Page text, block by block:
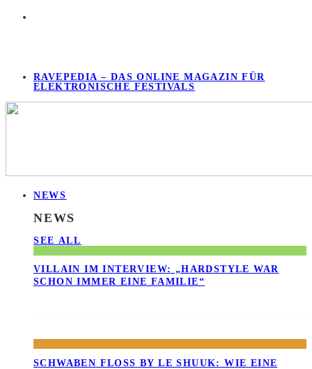
RAVEPEDIA – DAS ONLINE MAGAZIN FÜR
ELEKTRONISCHE FESTIVALS
NEWS
NEWS
SEE ALL
VILLAIN IM INTERVIEW: „HARDSTYLE WAR
SCHON IMMER EINE FAMILIE“
SCHWABEN FLOSS BY LE SHUUK: WIE EINE B